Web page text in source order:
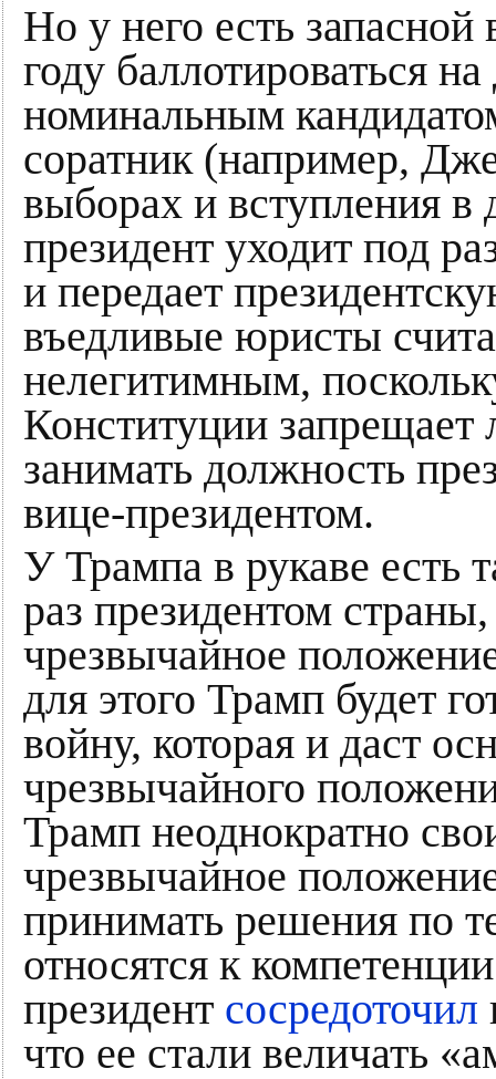
Но у него есть запасной
году баллотироваться
номинальным
соратник (например,
выборах и вступления
президент уходит под
и передает
въедливые юристы
нелегитимным,
Конституции
занимать должность
вице-президентом.
У Трампа в рукаве есть
раз президентом
чрезвычайное
для этого Трамп будет
войну, которая и даст
чрезвычайного
Трамп неоднократно
чрезвычайное
принимать решения по
относятся к
президент сосредоточил
что ее стали величать